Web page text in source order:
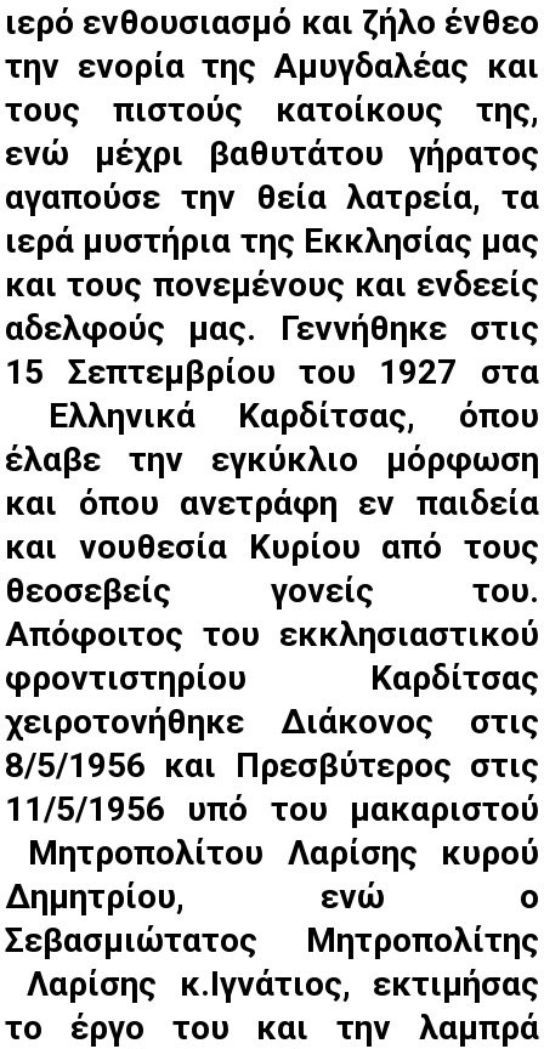
ιερό ενθουσιασμό και ζήλο ένθεο
την ενορία της Αμυγδαλέας και
τους πιστούς κατοίκους της,
ενώ μέχρι βαθυτάτου γήρατος
αγαπούσε την θεία λατρεία, τα
ιερά μυστήρια της Εκκλησίας μας
και τους πονεμένους και ενδεείς
αδελφούς μας. Γεννήθηκε στις
15 Σεπτεμβρίου του 1927 στα
Ελληνικά Καρδίτσας, όπου
έλαβε την εγκύκλιο μόρφωση
και όπου ανετράφη εν παιδεία
και νουθεσία Κυρίου από τους
θεοσεβείς γονείς του.
Απόφοιτος του εκκλησιαστικού
φροντιστηρίου Καρδίτσας
χειροτονήθηκε Διάκονος στις
8/5/1956 και Πρεσβύτερος στις
11/5/1956 υπό του μακαριστού
Μητροπολίτου Λαρίσης κυρού
Δημητρίου, ενώ ο
Σεβασμιώτατος Μητροπολίτης
Λαρίσης κ.Ιγνάτιος, εκτιμήσας
το έργο του και την λαμπρά